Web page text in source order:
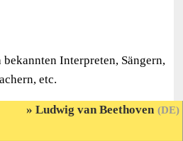
Interpreten, Sängern,
etc.
Ludwig van Beethoven (DE)